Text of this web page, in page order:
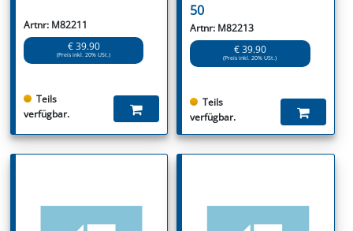
Artnr: M82211
€ 39.90
(Preis inkl. 20% USt.)
Teils
verfügbar.
50
Artnr: M82213
€ 39.90
(Preis inkl. 20% USt.)
Teils
verfügbar.